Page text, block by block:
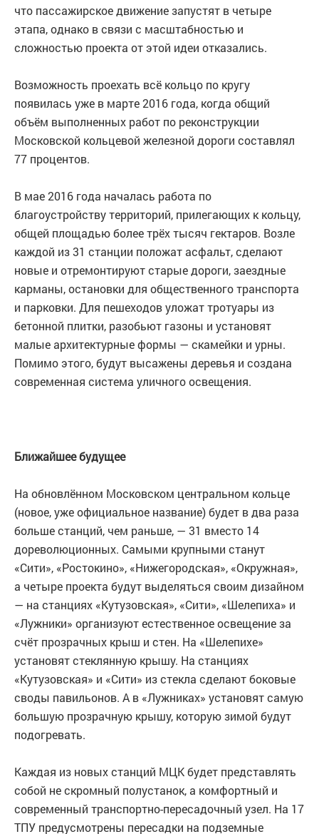
что пассажирское движение запустят в четыре
этапа, однако в связи с масштабностью и
сложностью проекта от этой идеи отказались.
Возможность проехать всё кольцо по кругу
появилась уже в марте 2016 года, когда общий
объём выполненных работ по реконструкции
Московской кольцевой железной дороги составлял
77 процентов.
В мае 2016 года началась работа по
благоустройству территорий, прилегающих к кольцу,
общей площадью более трёх тысяч гектаров. Возле
каждой из 31 станции положат асфальт, сделают
новые и отремонтируют старые дороги, заездные
карманы, остановки для общественного транспорта
и парковки. Для пешеходов уложат тротуары из
бетонной плитки, разобьют газоны и установят
малые архитектурные формы — скамейки и урны.
Помимо этого, будут высажены деревья и создана
современная система уличного освещения.
Ближайшее будущее
На обновлённом Московском центральном кольце
(новое, уже официальное название) будет в два раза
больше станций, чем раньше, — 31 вместо 14
дореволюционных. Самыми крупными станут
«Сити», «Ростокино», «Нижегородская», «Окружная»,
а четыре проекта будут выделяться своим дизайном
— на станциях «Кутузовская», «Сити», «Шелепиха» и
«Лужники» организуют естественное освещение за
счёт прозрачных крыш и стен. На «Шелепихе»
установят стеклянную крышу. На станциях
«Кутузовская» и «Сити» из стекла сделают боковые
своды павильонов. А в «Лужниках» установят самую
большую прозрачную крышу, которую зимой будут
подогревать.
Каждая из новых станций МЦК будет представлять
собой не скромный полустанок, а комфортный и
современный транспортно-пересадочный узел. На 17
ТПУ предусмотрены пересадки на подземные